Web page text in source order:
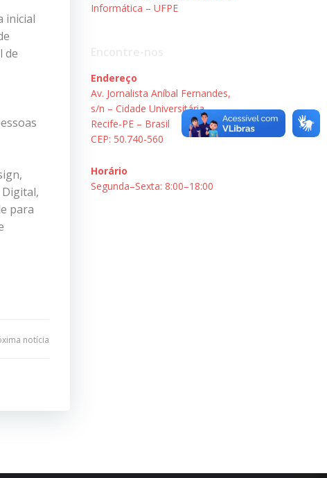
inicial
de
para
notícia
Informática – UFPE
Endereço
Av. Jornalista Aníbal Fernandes,
s/n – Cidade Universitária.
Recife-PE – Brasil
CEP: 50.740-560
Horário
Segunda–Sexta: 8:00–18:00